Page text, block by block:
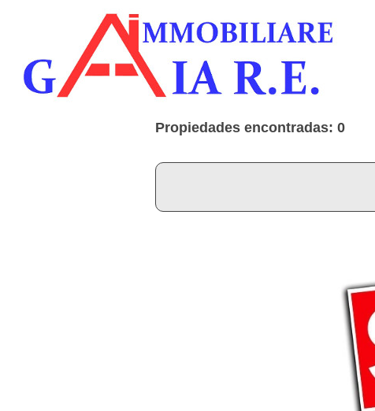
Propiedades encontradas: 0